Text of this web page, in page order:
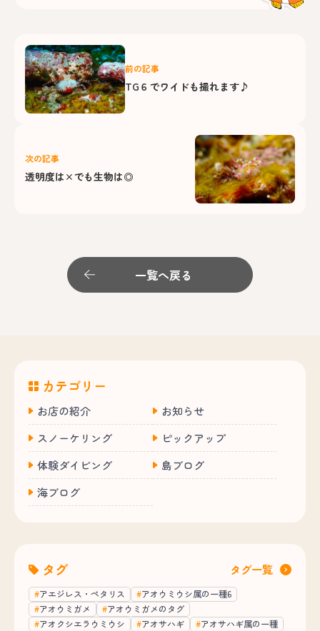
前の記事
TG６でワイドも撮れます♪
次の記事
透明度は×でも生物は◎
一覧へ戻る
カテゴリー
お店の紹介
お知らせ
スノーケリング
ピックアップ
体験ダイビング
島ブログ
海ブログ
タグ タグ一覧
アエジレス・ペタリス
アオウミウシ属の一種6
アオウミガメ
アオウミガメのタグ
アオクシエラウミウシ
アオサハギ
アオサハギ属の一種